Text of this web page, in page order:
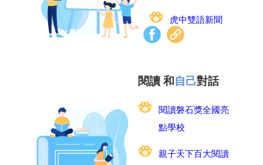
虎中雙語新聞
閱讀 和自己對話
閱讀磐石獎全國亮
點學校
親子天下百大閱讀